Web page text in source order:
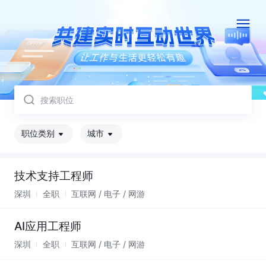
取消
职位类别 城市
技术支持工程师
深圳 全职 互联网 / 电子 / 网游
AI应用工程师
深圳 全职 互联网 / 电子 / 网游